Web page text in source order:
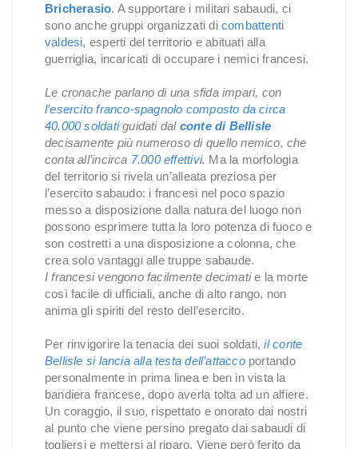
Bricherasio. A supportare i militari sabaudi, ci
sono anche gruppi organizzati di combattenti
valdesi, esperti del territorio e abituati alla
guerriglia, incaricati di occupare i nemici francesi.
Le cronache parlano di una sfida impari, con
l’esercito franco-spagnolo composto da circa
40.000 soldatiguidati dal conte di Bellisle
decisamente più numeroso di quello nemico, che
conta all’incirca 7.000 effettivi. Ma la morfologia
del territorio si rivela un’alleata preziosa per
l’esercito sabaudo: i francesi nel poco spazio
messo a disposizione dalla natura del luogo non
possono esprimere tutta la loro potenza di fuoco e
son costretti a una disposizione a colonna, che
crea solo vantaggi alle truppe sabaude.
I francesi vengono facilmente decimatie la morte
così facile di ufficiali, anche di alto rango, non
anima gli spiriti del resto dell’esercito.
Per rinvigorire la tenacia dei suoi soldati, il conte
Bellisle si lancia alla testa dell’attaccoportando
personalmente in prima linea e ben in vista la
bandiera francese, dopo averla tolta ad un alfiere.
Un coraggio, il suo, rispettato e onorato dai nostri
al punto che viene persino pregato dai sabaudi di
togliersi e mettersi al riparo. Viene però ferito da